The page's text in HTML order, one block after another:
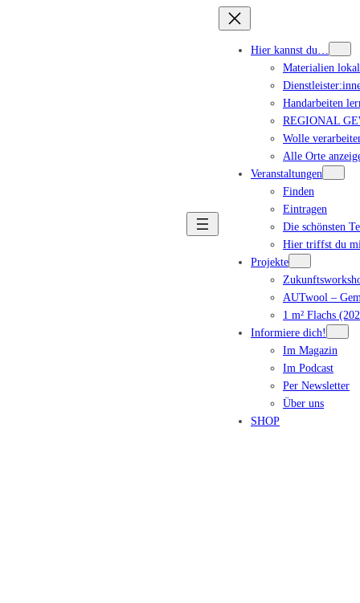
Hier kannst du…
Materialien
Handarbeiten
REGIONAL
Wolle
Alle Orte
Veranstaltungen
Finden
Eintragen
Die schönsten
Hier triffst du
Projekte
AUTwool –
1 m² Flachs
Informiere dich!
Im Magazin
Im Podcast
Per Newsletter
Über uns
SHOP